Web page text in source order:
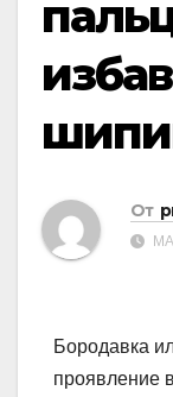
От
Бородавка
проявление